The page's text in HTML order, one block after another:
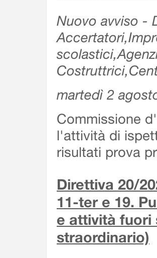
Nuovo avviso -
martedì 2
Commissione
l'attività di
risultati prova
Direttiva 20/
11-ter e 19.
e attività fuori
straordinario)